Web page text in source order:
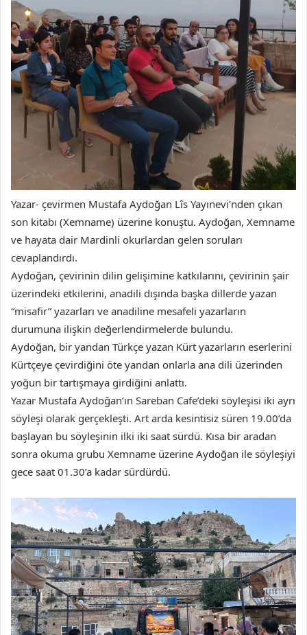
Yazar- çevirmen Mustafa Aydoğan Lîs Yayınevi’nden çıkan
son kitabı (Xemname) üzerine konuştu. Aydoğan, Xemname
ve hayata dair Mardinli okurlardan gelen soruları
cevaplandırdı.
Aydoğan, çevirinin dilin gelişimine katkılarını, çevirinin şair
üzerindeki etkilerini, anadili dışında başka dillerde yazan
“misafir” yazarları ve anadiline mesafeli yazarların
durumuna ilişkin değerlendirmelerde bulundu.
Aydoğan, bir yandan Türkçe yazan Kürt yazarların eserlerini
Kürtçeye çevirdiğini öte yandan onlarla ana dili üzerinden
yoğun bir tartışmaya girdiğini anlattı.
Yazar Mustafa Aydoğan’ın Sareban Cafe’deki söyleşisi iki ayrı
söyleşi olarak gerçekleşti. Art arda kesintisiz süren 19.00’da
başlayan bu söyleşinin ilki iki saat sürdü. Kısa bir aradan
sonra okuma grubu Xemname üzerine Aydoğan ile söyleşiyi
gece saat 01.30’a kadar sürdürdü.